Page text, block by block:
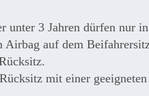
3 Jahren dürfen nur
auf dem
mit einer